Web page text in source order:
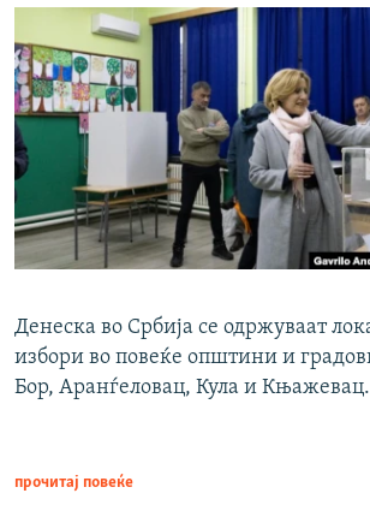
Денеска во Србија се одржуваат
избори во повеќе општини и
Бор, Аранѓеловац, Кула и Књажевац.
прочитај повеќе